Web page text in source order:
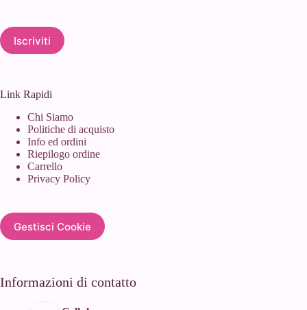
Iscriviti
Link Rapidi
Chi Siamo
Politiche di acquisto
Info ed ordini
Riepilogo ordine
Carrello
Privacy Policy
Gestisci Cookie
Informazioni di contatto